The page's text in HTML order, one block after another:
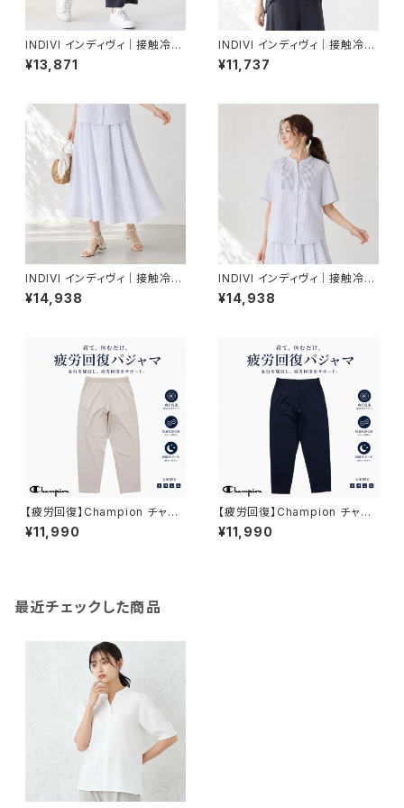
INDIVI インディヴィ｜接触冷感
イージーワイドパンツ｜着る日
傘 透湿 レディース 177-85301
¥13,871
INDIVI インディヴィ｜接触冷感
ドルマントップス｜着る日傘 透
湿 レディース 177-85301 C.グ
¥11,737
INDIVI インディヴィ｜接触冷感
シアーシャンブレータックフレア
スカート｜レディース 177-854
¥14,938
INDIVI インディヴィ｜接触冷感
ピンタックデザインブラウス｜レ
ディース 177-85403 ホワイト
¥14,938
【疲労回復】Champion チャン
ピオン｜リカバリーウェア ロン
グパンツ｜ユニセックス 血行促
¥11,990
【疲労回復】Champion チャン
ピオン｜リカバリーウェア ロン
グパンツ｜ユニセックス 血行促
¥11,990
最近チェックした商品